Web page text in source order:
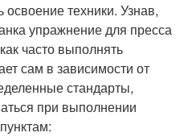
техники. Узнав,
упражнение для пресса
часто выполнять
сам в зависимости от
стандарты,
при выполнении